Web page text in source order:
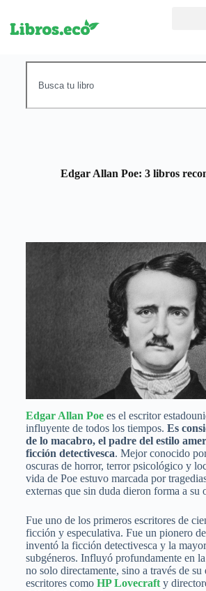
Edgar Allan Poe: 3 libros
Edgar Allan Poe es el escritor
influyente de todos los tiempos. Es
de lo macabro, el padre del estilo
ficción detectivesca. Mejor conocido
oscuras de horror, terror psicológico y
vida de Poe estuvo marcada por
externas que sin duda dieron forma a su
Fue uno de los primeros escritores de
ficción y especulativa. Fue un pionero
inventó la ficción detectivesca y la
subgéneros. Influyó profundamente en
no solo directamente, sino a través de su
escritores como HP Lovecrafty